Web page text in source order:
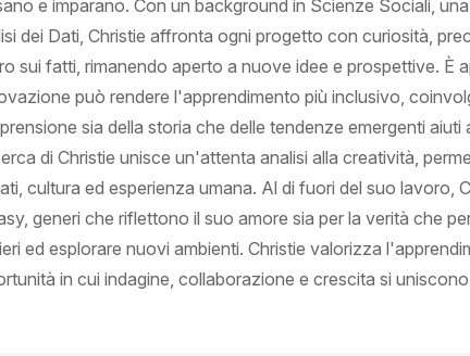
e imparano. Con un background in Scienze Sociali,
dei Dati, Christie affronta ogni progetto con curiosità,
sui fatti, rimanendo aperto a nuove idee e prospettive. È
può rendere l'apprendimento più inclusivo,
sia della storia che delle tendenze emergenti
di Christie unisce un'attenta analisi alla creatività,
cultura ed esperienza umana. Al di fuori del suo lavoro,
generi che riflettono il suo amore sia per la verità che
ed esplorare nuovi ambienti. Christie valorizza
in cui indagine, collaborazione e crescita si